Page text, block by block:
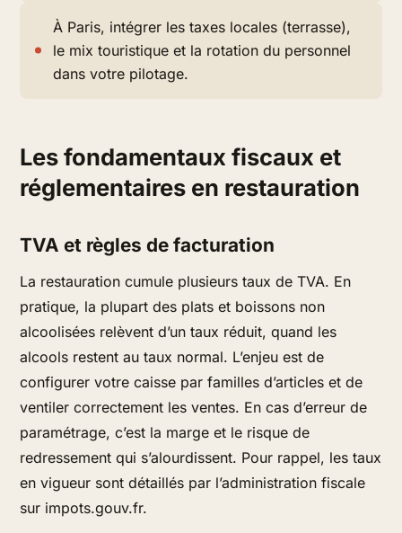
À Paris, intégrer les taxes locales (terrasse),
le mix touristique et la rotation du personnel
dans votre pilotage.
Les fondamentaux fiscaux et
réglementaires en restauration
TVA et règles de facturation
La restauration cumule plusieurs taux de TVA. En
pratique, la plupart des plats et boissons non
alcoolisées relèvent d’un taux réduit, quand les
alcools restent au taux normal. L’enjeu est de
configurer votre caisse par familles d’articles et de
ventiler correctement les ventes. En cas d’erreur de
paramétrage, c’est la marge et le risque de
redressement qui s’alourdissent. Pour rappel, les taux
en vigueur sont détaillés par l’administration fiscale
sur impots.gouv.fr.